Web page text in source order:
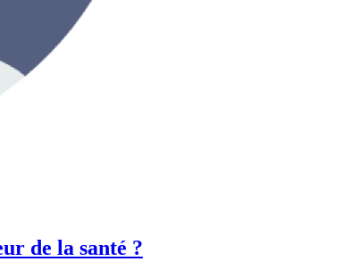
de la santé ?